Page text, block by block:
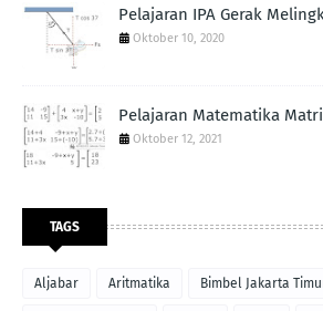
Pelajaran IPA Gerak
Oktober 10, 2020
Pelajaran Matematika
Oktober 12, 2021
TAGS
Aljabar Aritmatika Bimbel Jakarta